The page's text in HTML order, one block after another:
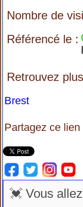
Nombre de
Référencé le :
Retrouvez
Brest
Partagez ce lien
💓 Vous